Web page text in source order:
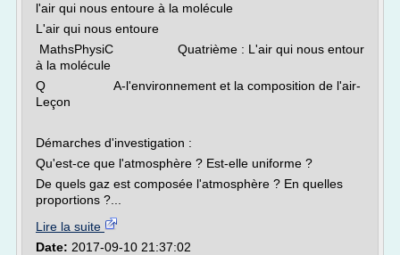
l'air qui nous entoure à la molécule
L'air qui nous entoure
MathsPhysiC Quatrième : L'air qui nous entour
à la molécule
Q A-l'environnement et la composition de l'air-
Leçon
Démarches d'investigation :
Qu'est-ce que l'atmosphère ? Est-elle uniforme ?
De quels gaz est composée l'atmosphère ? En quelles
proportions ?...
Lire la suite
Date: 2017-09-10 21:37:02